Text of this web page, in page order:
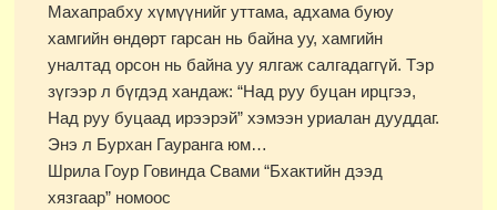
Махапрабху хүмүүнийг уттама, адхама буюу
хамгийн өндөрт гарсан нь байна уу, хамгийн
уналтад орсон нь байна уу ялгаж салгадаггүй. Тэр
зүгээр л бүгдэд хандаж: “Над руу буцан ирцгээ,
Над руу буцаад ирээрэй” хэмээн уриалан дууддаг.
Энэ л Бурхан Гауранга юм…
Шрила Гоур Говинда Свами “Бхактийн дээд
хязгаар” номоос